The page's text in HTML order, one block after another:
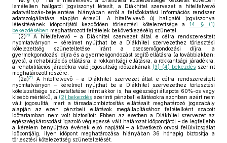
ismételten hallgatói jogviszonyt létesít, a Diákhitel szervezet a hitelfelvevő
adatváltozás-bejelentése hiányában erről a felsőoktatási információs rendszer
adatszolgáltatása alapján értesül. A hitelfelvevő új hallgatói jogviszonya
létesítésének időpontjától kezdődően törlesztési kötelezettsége a 14. § (1)
bekezdésében meghatározott feltételek bekövetkezéséig szünetel.
(2)70
A hitelfelvevő – a Diákhitel szervezet által e célra rendszeresített
nyomtatványon – kérelmet nyújthat be a Diákhitel szervezethez törlesztési
kötelezettség szüneteltetése iránt a csecsemőgondozási díjra, a
gyermekgondozási díjra és a gyermekgondozást segítő ellátásra (a továbbiakban:
gyes), a rehabilitációs ellátásra, a rokkantsági ellátásra, a rokkantsági járadékra,
a rehabilitációs járadékra való jogosultság időszakának (3)–(4) bekezdés szerint
meghatározott részére.
(2a)71
A hitelfelvevő – a Diákhitel szervezet által e célra rendszeresített
nyomtatványon – kérelmet nyújthat be a Diákhitel szervezethez törlesztési
kötelezettsége szüneteltetése iránt akkor is, ha egészségi állapota 60%-os vagy
kisebb mértékű, a (2) bekezdés szerinti pénzbeli ellátásokra azonban azért nem
vált jogosulttá, mert a társadalombiztosítás ellátásait meghatározó jogszabály
alapján az ezen pénzbeli ellátások megállapításához feltételként szabott
időtartamban nem volt biztosított. Ebben az esetben a Diákhitel szervezet az
egészségkárosodást igazoló véglegessé vált határozat időpontjától – de legfeljebb
a kérelem benyújtása évének első napjától – a következő orvosi felülvizsgálat
időpontjáig, ilyen időpont meghatározása hiányában 36 hónapig biztosítja a
törlesztési kötelezettség szüneteltetését.